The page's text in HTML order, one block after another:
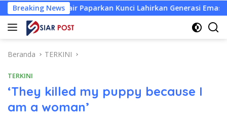
Langsung
ke
konten
Breaking News
Paparkan Kunci Lahirkan Generasi Emas 2045 Atlet
Beranda TERKINI
TERKINI
‘They killed my puppy because I
am a woman’